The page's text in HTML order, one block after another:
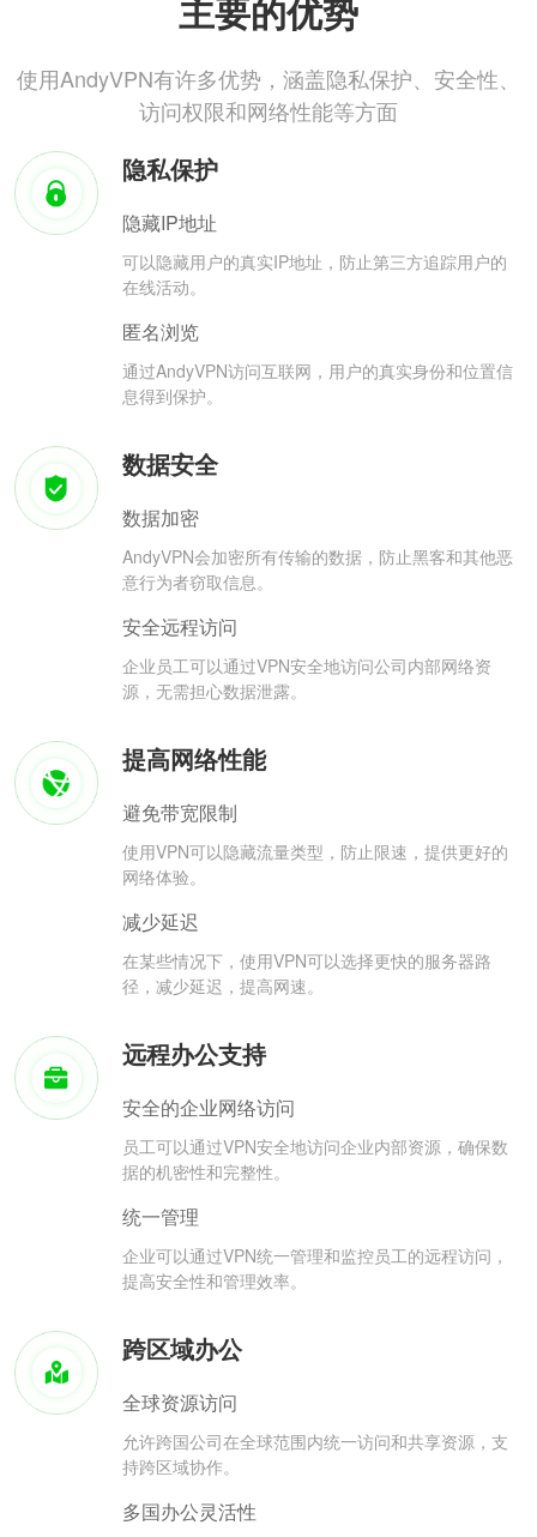
主要的优势
使用AndyVPN有许多优势，涵盖隐私保护、安全性、
访问权限和网络性能等方面
隐私保护
隐藏IP地址
可以隐藏用户的真实IP地址，防止第三方追踪用户的
在线活动。
匿名浏览
通过AndyVPN访问互联网，用户的真实身份和位置信
息得到保护。
数据安全
数据加密
AndyVPN会加密所有传输的数据，防止黑客和其他恶
意行为者窃取信息。
安全远程访问
企业员工可以通过VPN安全地访问公司内部网络资
源，无需担心数据泄露。
提高网络性能
避免带宽限制
使用VPN可以隐藏流量类型，防止限速，提供更好的
网络体验。
减少延迟
在某些情况下，使用VPN可以选择更快的服务器路
径，减少延迟，提高网速。
远程办公支持
安全的企业网络访问
员工可以通过VPN安全地访问企业内部资源，确保数
据的机密性和完整性。
统一管理
企业可以通过VPN统一管理和监控员工的远程访问，
提高安全性和管理效率。
跨区域办公
全球资源访问
允许跨国公司在全球范围内统一访问和共享资源，支
持跨区域协作。
多国办公灵活性